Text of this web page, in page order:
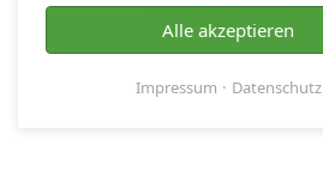
Alle akzeptieren
Impressum Datenschutz